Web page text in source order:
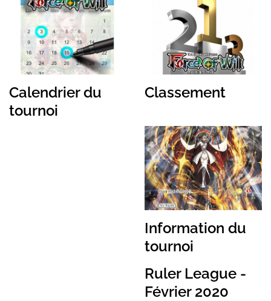
Calendrier du
tournoi
Classement
Information du
tournoi
Ruler League -
Février 2020